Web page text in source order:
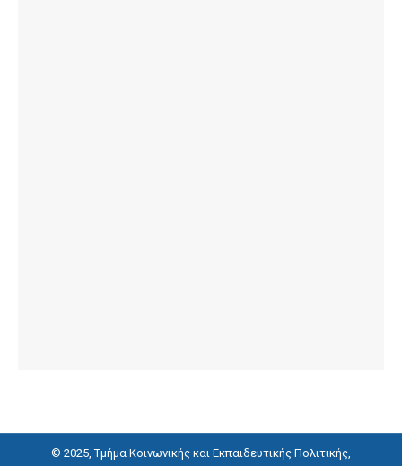
© 2025, Τμήμα Κοινωνικής και Εκπαιδευτικής Πολιτικής,